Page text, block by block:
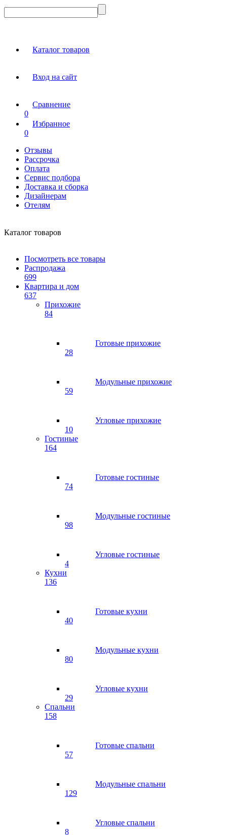
Каталог товаров
Вход на сайт
Сравнение
0
Избранное
0
Отзывы
Рассрочка
Оплата
Сервис подбора
Доставка и сборка
Дизайнерам
Отелям
Каталог товаров
Посмотреть все товары
Распродажа
699
Квартира и дом
637
Прихожие
84
Готовые прихожие
28
Модульные прихожие
59
Угловые прихожие
10
Гостиные
164
Готовые гостиные
74
Модульные гостиные
98
Угловые гостиные
4
Кухни
136
Готовые кухни
40
Модульные кухни
80
Угловые кухни
29
Спальни
158
Готовые спальни
57
Модульные спальни
129
Угловые спальни
8